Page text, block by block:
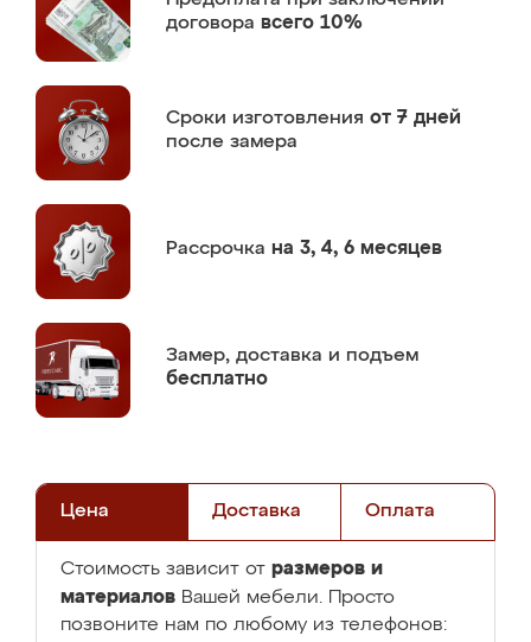
договора всего 10%
Сроки изготовления от 7 дней
после замера
Рассрочка на 3, 4, 6 месяцев
Замер, доставка и подъем
бесплатно
Цена Доставка Оплата
Стоимость зависит от размеров и
материалов Вашей мебели. Просто
позвоните нам по любому из телефонов: